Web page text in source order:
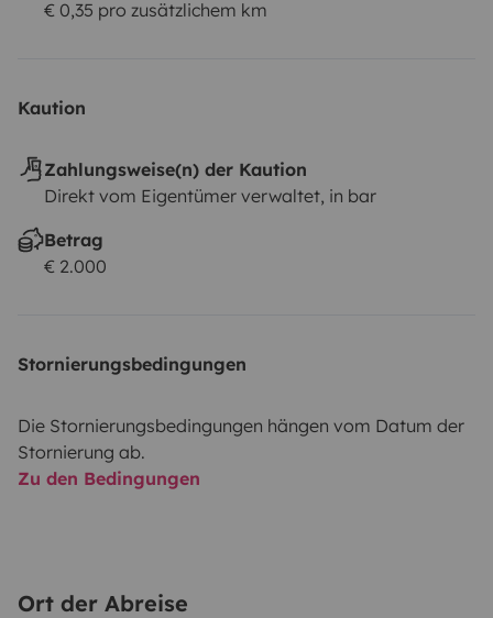
€ 0,35 pro zusätzlichem km
Kaution
Zahlungsweise(n) der Kaution
Direkt vom Eigentümer verwaltet, in bar
Betrag
€ 2.000
Stornierungsbedingungen
Die Stornierungsbedingungen hängen vom Datum der
Stornierung ab.
Zu den Bedingungen
Ort der Abreise